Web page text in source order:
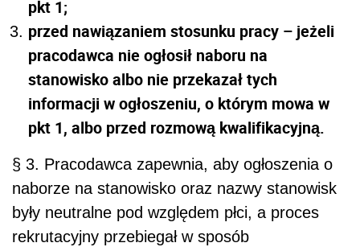
pkt 1;
przed nawiązaniem stosunku pracy – jeżeli
pracodawca nie ogłosił naboru na
stanowisko albo nie przekazał tych
informacji w ogłoszeniu, o którym mowa w
pkt 1, albo przed rozmową kwalifikacyjną.
§ 3. Pracodawca zapewnia, aby ogłoszenia o
naborze na stanowisko oraz nazwy stanowisk
były neutralne pod względem płci, a proces
rekrutacyjny przebiegał w sposób